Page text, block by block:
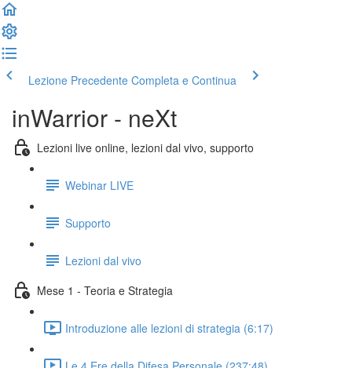
Lezione Precedente Completa e Continua
inWarrior - neXt
Lezioni live online, lezioni dal vivo, supporto
Webinar LIVE
Supporto
Lezioni dal vivo
Mese 1 - Teoria e Strategia
Introduzione alle lezioni di strategia (6:17)